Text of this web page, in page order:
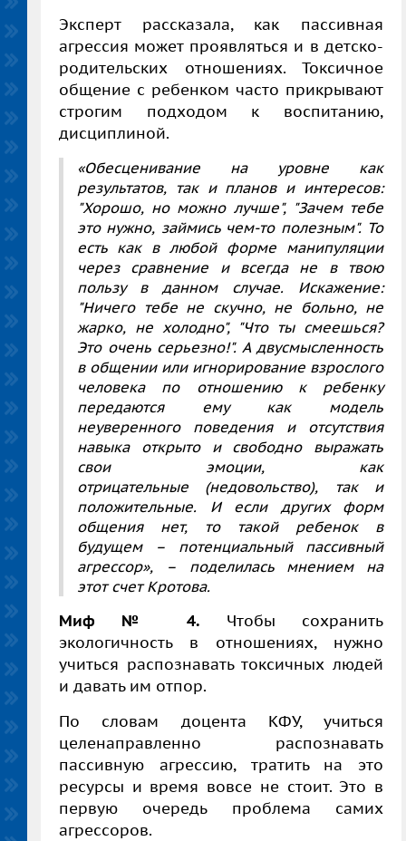
Эксперт рассказала, как пассивная
агрессия может проявляться и в детско-
родительских отношениях. Токсичное
общение с ребенком часто прикрывают
строгим подходом к воспитанию,
дисциплиной.
«Обесценивание на уровне как
результатов, так и планов и интересов:
"Хорошо, но можно лучше", "Зачем тебе
это нужно, займись чем-то полезным". То
есть как в любой форме манипуляции
через сравнение и всегда не в твою
пользу в данном случае. Искажение:
"Ничего тебе не скучно, не больно, не
жарко, не холодно", "Что ты смеешься?
Это очень серьезно!". А двусмысленность
в общении или игнорирование взрослого
человека по отношению к ребенку
передаются ему как модель
неуверенного поведения и отсутствия
навыка открыто и свободно выражать
свои эмоции, как
отрицательные (недовольство), так и
положительные. И если других форм
общения нет, то такой ребенок в
будущем – потенциальный пассивный
агрессор», – поделилась мнением на
этот счет Кротова.
Миф № 4. Чтобы сохранить
экологичность в отношениях, нужно
учиться распознавать токсичных людей
и давать им отпор.
По словам доцента КФУ, учиться
целенаправленно распознавать
пассивную агрессию, тратить на это
ресурсы и время вовсе не стоит. Это в
первую очередь проблема самих
агрессоров.